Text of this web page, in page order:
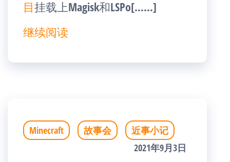
目挂载上Magisk和LSPo[……]
继续阅读
Minecraft 故事会
近事小记
2021年9月3日